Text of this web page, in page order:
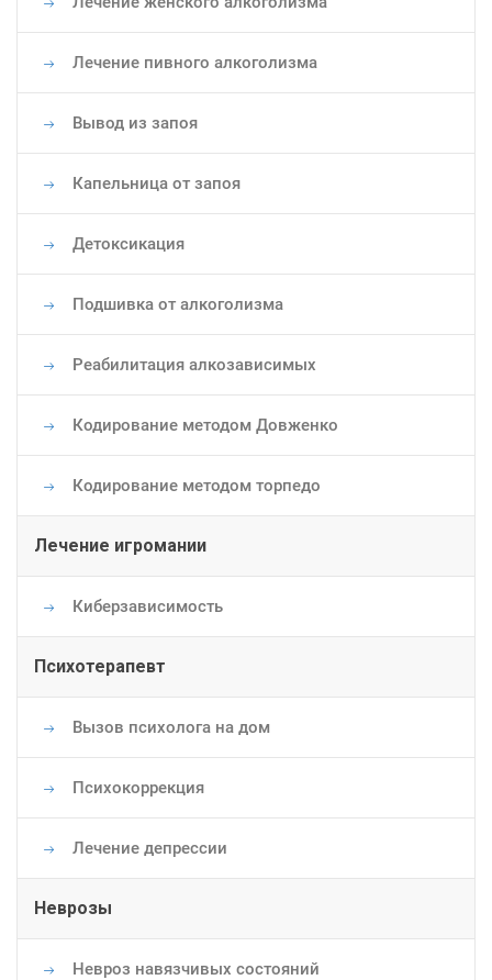
Лечение пивного алкоголизма
Вывод из запоя
Капельница от запоя
Детоксикация
Подшивка от алкоголизма
Реабилитация алкозависимых
Кодирование методом Довженко
Кодирование методом торпедо
Лечение игромании
Киберзависимость
Психотерапевт
Вызов психолога на дом
Психокоррекция
Лечение депрессии
Неврозы
Невроз навязчивых состояний